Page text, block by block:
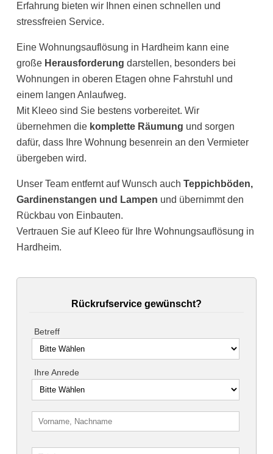
Erfahrung bieten wir Ihnen einen schnellen und
stressfreien Service.
Eine Wohnungsauflösung in Hardheim kann eine
große Herausforderung darstellen, besonders bei
Wohnungen in oberen Etagen ohne Fahrstuhl und
einem langen Anlaufweg.
Mit Kleeo sind Sie bestens vorbereitet. Wir
übernehmen die komplette Räumung und sorgen
dafür, dass Ihre Wohnung besenrein an den Vermieter
übergeben wird.
Unser Team entfernt auf Wunsch auchTeppichböden,
Gardinenstangen und Lampen und übernimmt den
Rückbau von Einbauten.
Vertrauen Sie auf Kleeo für Ihre Wohnungsauflösung in
Hardheim.
Rückrufservice gewünscht?
Betreff
Ihre Anrede